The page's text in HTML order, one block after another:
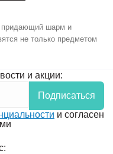
придающий шарм и
не только предметом
и акции:
Подписаться
и согласен